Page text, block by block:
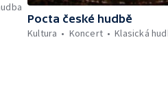
Pocta české hudbě
Kultura
Koncert Klasická